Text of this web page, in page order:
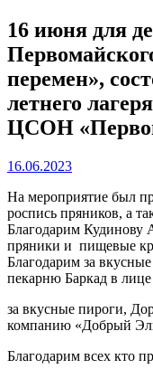
16 июня для
перемен»,
летнего
ЦСОН
16.06.2023
На мероприятие был
роспись пряников, а
Благодарим Кудинову
пряники и пищевые
Благодарим за
пекарню Баркад в
за вкусные пироги,
компанию «Добрый
Благодарим всех кто